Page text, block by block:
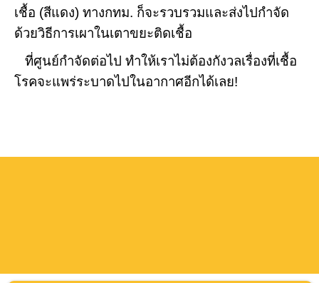
เชื้อ (สีแดง) ทางกทม. ก็จะรวบรวมและส่งไปกำจัด
ด้วยวิธีการเผาในเตาขยะติดเชื้อ
ที่ศูนย์กำจัดต่อไป ทำให้เราไม่ต้องกังวลเรื่องที่เชื้อ
โรคจะแพร่ระบาดไปในอากาศอีกได้เลย!